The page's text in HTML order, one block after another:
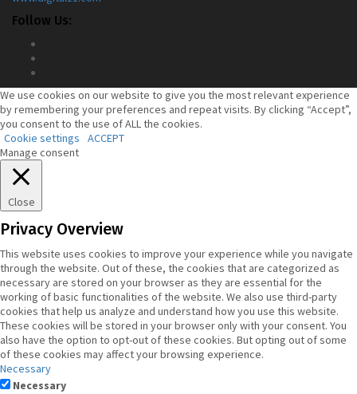
Follow Us:
We use cookies on our website to give you the most relevant experience
by remembering your preferences and repeat visits. By clicking “Accept”,
you consent to the use of ALL the cookies.
Cookie settings
ACCEPT
Manage consent
Close
Privacy Overview
This website uses cookies to improve your experience while you navigate
through the website. Out of these, the cookies that are categorized as
necessary are stored on your browser as they are essential for the
working of basic functionalities of the website. We also use third-party
cookies that help us analyze and understand how you use this website.
These cookies will be stored in your browser only with your consent. You
also have the option to opt-out of these cookies. But opting out of some
of these cookies may affect your browsing experience.
Necessary
Necessary